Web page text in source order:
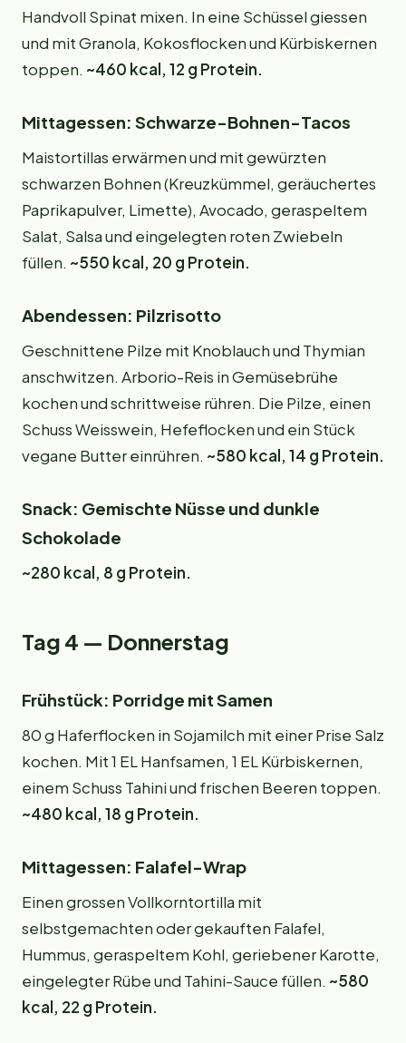
Handvoll Spinat mixen. In eine Schüssel giessen
und mit Granola, Kokosflocken und Kürbiskernen
toppen. ~460 kcal, 12 g Protein.
Mittagessen: Schwarze-Bohnen-Tacos
Maistortillas erwärmen und mit gewürzten
schwarzen Bohnen (Kreuzkümmel, geräuchertes
Paprikapulver, Limette), Avocado, geraspeltem
Salat, Salsa und eingelegten roten Zwiebeln
füllen. ~550 kcal, 20 g Protein.
Abendessen: Pilzrisotto
Geschnittene Pilze mit Knoblauch und Thymian
anschwitzen. Arborio-Reis in Gemüsebrühe
kochen und schrittweise rühren. Die Pilze, einen
Schuss Weisswein, Hefeflocken und ein Stück
vegane Butter einrühren. ~580 kcal, 14 g Protein.
Snack: Gemischte Nüsse und dunkle
Schokolade
~280 kcal, 8 g Protein.
Tag 4 — Donnerstag
Frühstück: Porridge mit Samen
80 g Haferflocken in Sojamilch mit einer Prise Salz
kochen. Mit 1 EL Hanfsamen, 1 EL Kürbiskernen,
einem Schuss Tahini und frischen Beeren toppen.
~480 kcal, 18 g Protein.
Mittagessen: Falafel-Wrap
Einen grossen Vollkorntortilla mit
selbstgemachten oder gekauften Falafel,
Hummus, geraspeltem Kohl, geriebener Karotte,
eingelegter Rübe und Tahini-Sauce füllen. ~580
kcal, 22 g Protein.